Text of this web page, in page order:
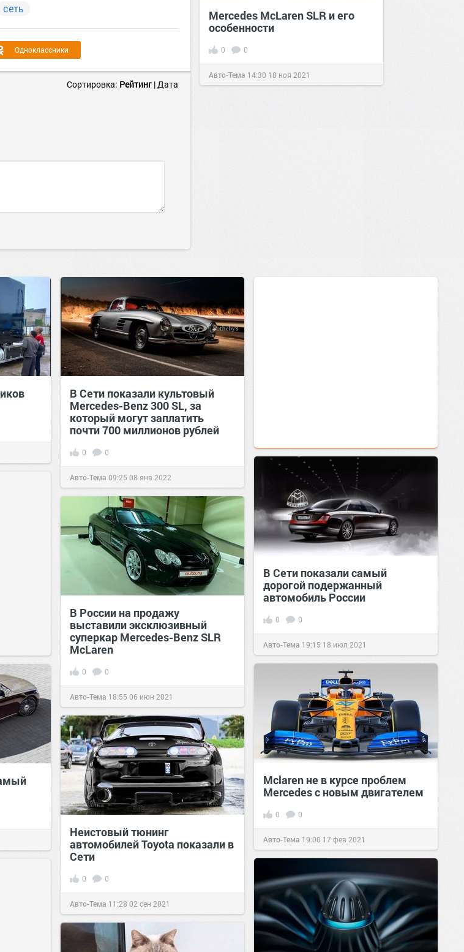
сеть
Одноклассники
Сортировка: Рейтинг|Дата
Mercedes McLaren SLR и его
особенности
0 0
Авто-Тема 14:30 18 ноя 2021
В Сети показали культовый
Mercedes-Benz 300 SL, за
который могут заплатить
почти 700 миллионов рублей
0 0
Авто-Тема 09:25 08 янв 2022
В Сети показали самый
дорогой подержанный
автомобиль России
0 0
Авто-Тема 19:15 18 июл 2021
В России на продажу
выставили эксклюзивный
суперкар Mercedes-Benz SLR
McLaren
0 0
Авто-Тема 18:55 06 июн 2021
Mclaren не в курсе проблем
Mercedes c новым двигателем
0 0
Авто-Тема 19:00 17 фев 2021
Неистовый тюнинг
автомобилей Toyota показали в
Сети
0 0
Авто-Тема 11:28 02 сен 2021